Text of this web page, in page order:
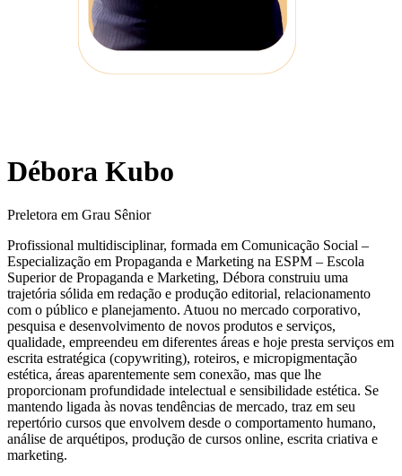
Débora Kubo
Preletora em Grau Sênior
Profissional multidisciplinar, formada em Comunicação Social –
Especialização em Propaganda e Marketing na ESPM – Escola
Superior de Propaganda e Marketing, Débora construiu uma
trajetória sólida em redação e produção editorial, relacionamento
com o público e planejamento. Atuou no mercado corporativo,
pesquisa e desenvolvimento de novos produtos e serviços,
qualidade, empreendeu em diferentes áreas e hoje presta serviços em
escrita estratégica (copywriting), roteiros, e micropigmentação
estética, áreas aparentemente sem conexão, mas que lhe
proporcionam profundidade intelectual e sensibilidade estética. Se
mantendo ligada às novas tendências de mercado, traz em seu
repertório cursos que envolvem desde o comportamento humano,
análise de arquétipos, produção de cursos online, escrita criativa e
marketing.